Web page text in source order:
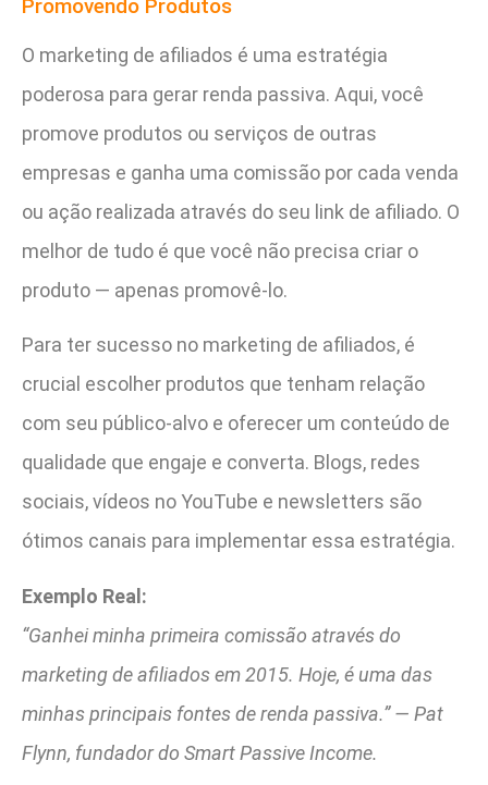
Promovendo Produtos
O marketing de afiliados é uma estratégia
poderosa para gerar renda passiva. Aqui, você
promove produtos ou serviços de outras
empresas e ganha uma comissão por cada venda
ou ação realizada através do seu link de afiliado. O
melhor de tudo é que você não precisa criar o
produto — apenas promovê-lo.
Para ter sucesso no marketing de afiliados, é
crucial escolher produtos que tenham relação
com seu público-alvo e oferecer um conteúdo de
qualidade que engaje e converta. Blogs, redes
sociais, vídeos no YouTube e newsletters são
ótimos canais para implementar essa estratégia.
Exemplo Real:
“Ganhei minha primeira comissão através do
marketing de afiliados em 2015. Hoje, é uma das
minhas principais fontes de renda passiva.” — Pat
Flynn, fundador do Smart Passive Income.